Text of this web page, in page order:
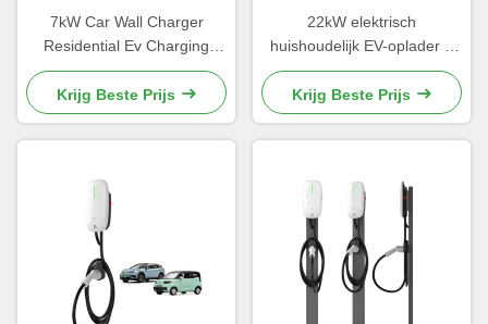
7kW Car Wall Charger
Residential Ev Charging
Stations 32A RFID Type1
Type2 Standard
Krijg Beste Prijs
22kW elektrisch
huishoudelijk EV-oplader 3
fase 400V 32Amp Muurtje
aan de muur Makkelijk te
installeren
Krijg Beste Prijs